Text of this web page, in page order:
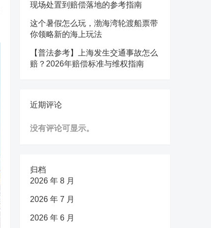
现场处置到赔偿落地的参考指南
这个暑假怎么玩，渤海湾轮渡船票带
你领略新的海上玩法
【普法参考】上海发生交通事故怎么
赔？2026年赔偿标准与维权指南
近期评论
没有评论可显示。
归档
2026 年 8 月
2026 年 7 月
2026 年 6 月